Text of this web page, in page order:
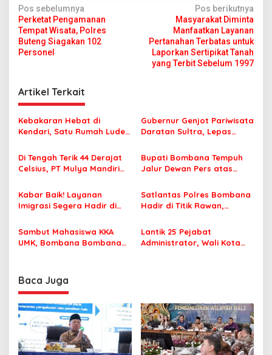
N
a
v
i
a
s
i
o
Pos sebelumnya
Perketat Pengamanan
Tempat Wisata, Polres
Buteng Siagakan 102
Personel
Pos berikutnya
Masyarakat Diminta
Manfaatkan Layanan
Pertanahan Terbatas untuk
Laporkan Sertipikat Tanah
yang Terbit Sebelum 1997
Artikel Terkait
Kebakaran Hebat di
Kendari, Satu Rumah Ludes
Gubernur Genjot Pariwisata
Daratan Sultra, Lepas
Tiga Kabupaten Unggulan
Di Tengah Terik 44 Derajat
Celsius, PT Mulya Mandiri
Jamaah Tetap Sehat dan
Nyaman Beribadah
Bupati Bombana Tempuh
Jalur Dewan Pers atas
Korupsi Jembatan Cirauci II
Kabar Baik! Layanan
Imigrasi Segera Hadir di
Perlu Lagi ke Kendari
Satlantas Polres Bombana
Hadir di Titik Rawan,
Sekolah dengan Aman
Sambut Mahasiswa KKA
UMK, Bombana Bombana
Lantik 25 Pejabat
Administrator, Wali Kota
Baca Juga